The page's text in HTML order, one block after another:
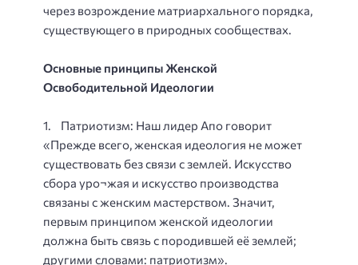
через возрождение матриархального порядка,
существующего в природных сообществах.
Основные принципы Женской
Освободительной Идеологии
1. Патриотизм: Наш лидер Апо говорит
«Прежде всего, женская идеология не может
существовать без связи с землей. Искусство
сбора уро¬жая и искусство производства
связаны с женским мастерством. Значит,
первым принципом женской идеологии
должна быть связь с породившей её землей;
другими словами: патриотизм».